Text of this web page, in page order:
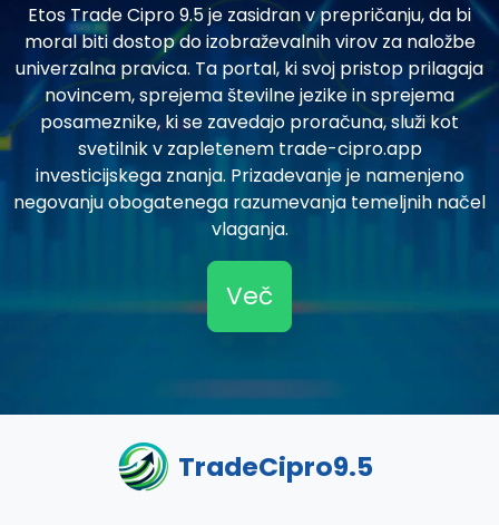
Etos Trade Cipro 9.5 je zasidran v prepričanju, da bi
moral biti dostop do izobraževalnih virov za naložbe
univerzalna pravica. Ta portal, ki svoj pristop prilagaja
novincem, sprejema številne jezike in sprejema
posameznike, ki se zavedajo proračuna, služi kot
svetilnik v zapletenem trade-cipro.app
investicijskega znanja. Prizadevanje je namenjeno
negovanju obogatenega razumevanja temeljnih načel
vlaganja.
Več
TradeCipro9.5